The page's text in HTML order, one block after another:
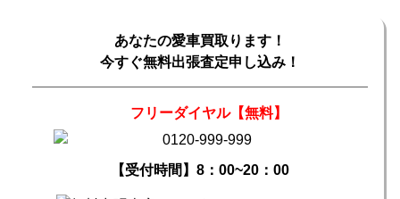
あなたの愛車買取ります！
今すぐ無料出張査定申し込み！
フリーダイヤル【無料】
【受付時間】8：00~20：00